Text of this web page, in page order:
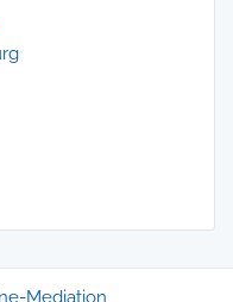
Mediation